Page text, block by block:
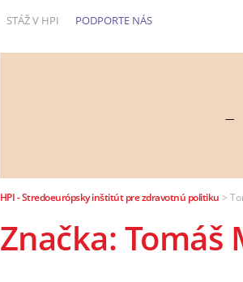
STÁŽ V HPI PODPORTE NÁS
—
HPI - Stredoeurópsky inštitút pre zdravotnú politiku >
Značka: Tomáš